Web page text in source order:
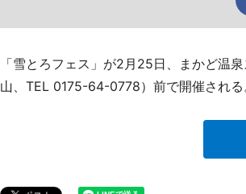
「雪とろフェス」が2月25日、まかど温
山、TEL 0175-64-0778）前で開催される